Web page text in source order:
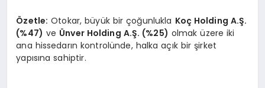
Özetle: Otokar, büyük bir çoğunlukla Koç Holding A.Ş.
(%47) ve Ünver Holding A.Ş. (%25) olmak üzere iki
ana hissedarın kontrolünde, halka açık bir şirket
yapısına sahiptir.